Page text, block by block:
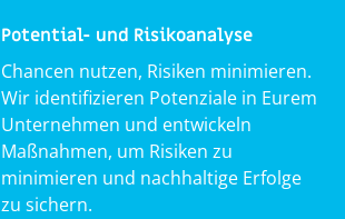
Potential- und Risikoanalyse
Chancen nutzen, Risiken minimieren.
Wir identifizieren Potenziale in Eurem
Unternehmen und entwickeln
Maßnahmen, um Risiken zu
minimieren und nachhaltige Erfolge
zu sichern.